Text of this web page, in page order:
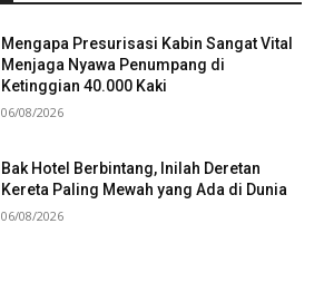
Mengapa Presurisasi Kabin Sangat Vital
Menjaga Nyawa Penumpang di
Ketinggian 40.000 Kaki
06/08/2026
Bak Hotel Berbintang, Inilah Deretan
Kereta Paling Mewah yang Ada di Dunia
06/08/2026